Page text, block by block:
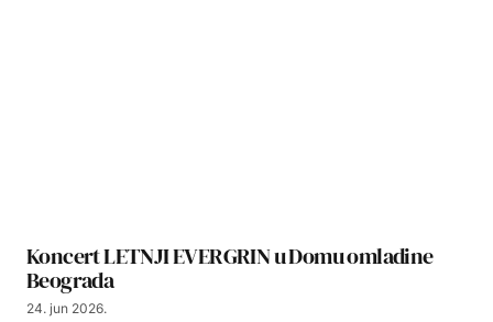
Koncert LETNJI EVERGRIN u Domu omladine
Beograda
24. jun 2026.